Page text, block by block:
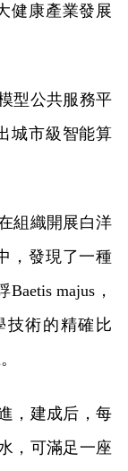
健康產業發展
型公共服務平
城市級智能算
組織開展白洋
，發現了一種
Baetis majus ，
技術的精確比
，建成后，每
，可滿足一座